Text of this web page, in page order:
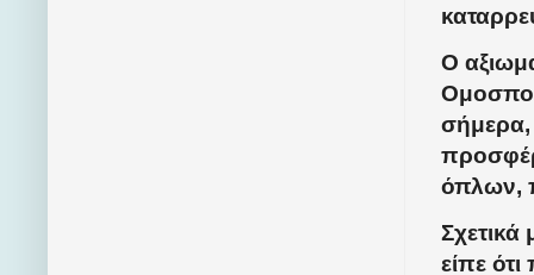
Ο
σήμερα,
όπλων,
είπε